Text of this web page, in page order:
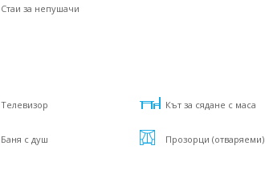
Стаи за непушачи
Телевизор Кът за сядане с маса
Баня с душ Прозорци (отваряеми)